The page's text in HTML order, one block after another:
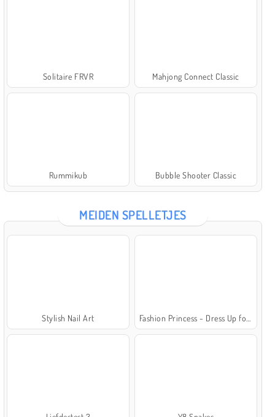
Solitaire FRVR Mahjong Connect Classic
Rummikub Bubble Shooter Classic
MEIDEN SPELLETJES
Stylish Nail Art